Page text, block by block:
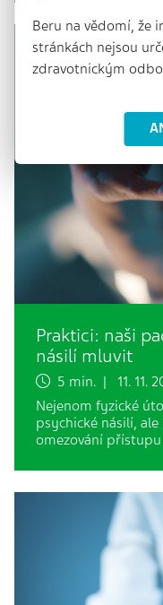
Praktici: naši
násilí mluvit
5 min. | 11. 11.
Nejenom fyzické
psychické násilí,
omezování přístupu
Beru na vědomí, že
stránkách nejsou
zdravotnickým